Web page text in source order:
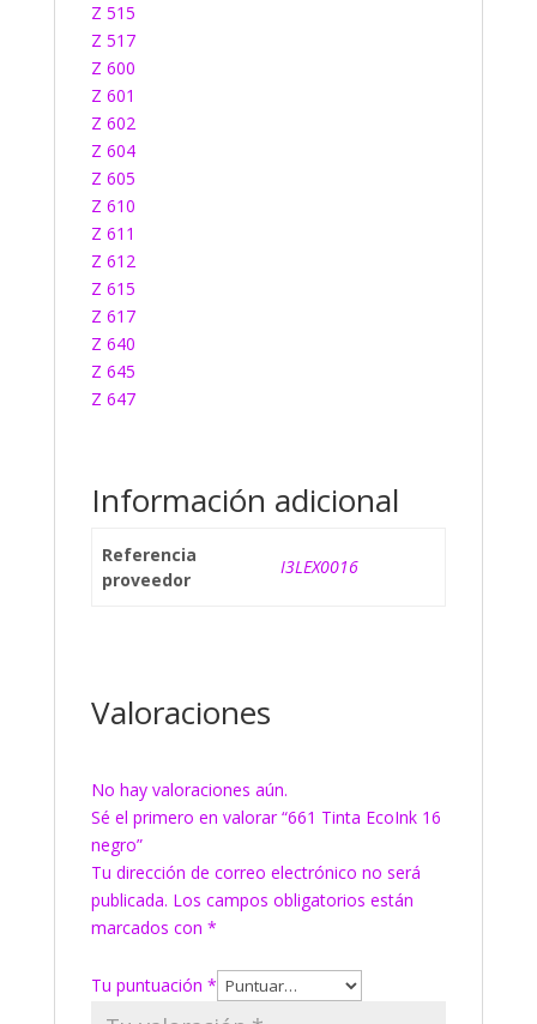
Z 515
Z 517
Z 600
Z 601
Z 602
Z 604
Z 605
Z 610
Z 611
Z 612
Z 615
Z 617
Z 640
Z 645
Z 647
Información adicional
Referencia
proveedor
I3LEX0016
Valoraciones
No hay valoraciones aún.
Sé el primero en valorar “661 Tinta EcoInk 16
negro”
Tu dirección de correo electrónico no será
publicada. Los campos obligatorios están
marcados con *
Tu puntuación *